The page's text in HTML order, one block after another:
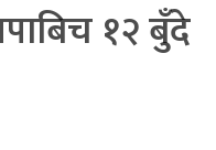
१२ बुँदे